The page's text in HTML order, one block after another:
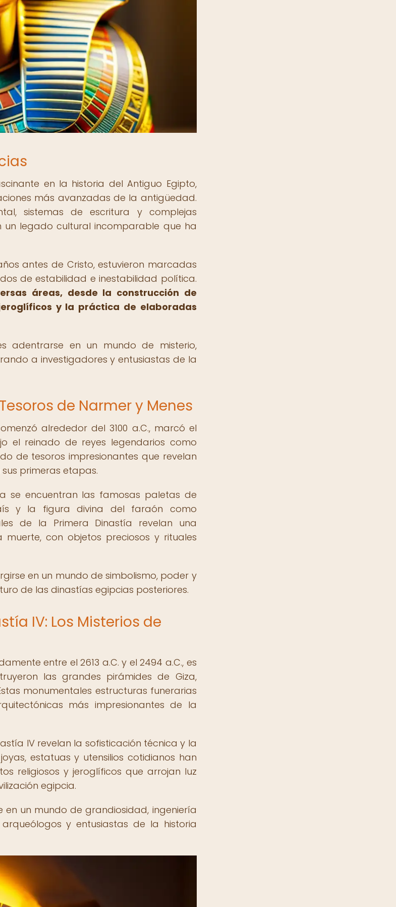
en la historia del Antiguo Egipto,
más avanzadas de la antigüedad.
sistemas de escritura y complejas
un legado cultural incomparable que ha
antes de Cristo, estuvieron marcadas
de estabilidad e inestabilidad política.
áreas, desde la construcción de
y la práctica de elaboradas
adentrarse en un mundo de misterio,
a investigadores y entusiastas de la
de Narmer y Menes
alrededor del 3100 a.C., marcó el
el reinado de reyes legendarios como
de tesoros impresionantes que revelan
primeras etapas.
se encuentran las famosas paletas de
y la figura divina del faraón como
de la Primera Dinastía revelan una
con objetos preciosos y rituales
en un mundo de simbolismo, poder y
de las dinastías egipcias posteriores.
IV: Los Misterios de
entre el 2613 a.C. y el 2494 a.C., es
las grandes pirámides de Giza,
monumentales estructuras funerarias
más impresionantes de la
IV revelan la sofisticación técnica y la
estatuas y utensilios cotidianos han
religiosos y jeroglíficos que arrojan luz
egipcia.
en un mundo de grandiosidad, ingeniería
y entusiastas de la historia